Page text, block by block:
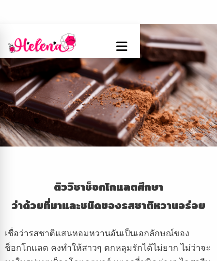
ติววิชาช็อกโกแลตศึกษา
ว่าด้วยที่มาและชนิดของรสชาติหวานอร่อย
เชื่อว่ารสชาติแสนหอมหวานอันเป็นเอกลักษณ์ของ
ช็อกโกแลต คงทำให้สาวๆ ตกหลุมรักได้ไม่ยาก ไม่ว่าจะ